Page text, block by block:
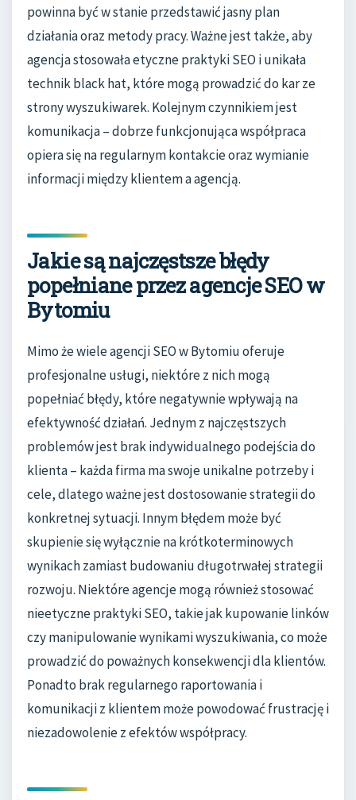
powinna być w stanie przedstawić jasny plan
działania oraz metody pracy. Ważne jest także, aby
agencja stosowała etyczne praktyki SEO i unikała
technik black hat, które mogą prowadzić do kar ze
strony wyszukiwarek. Kolejnym czynnikiem jest
komunikacja – dobrze funkcjonująca współpraca
opiera się na regularnym kontakcie oraz wymianie
informacji między klientem a agencją.
Jakie są najczęstsze błędy
popełniane przez agencje SEO w
Bytomiu
Mimo że wiele agencji SEO w Bytomiu oferuje
profesjonalne usługi, niektóre z nich mogą
popełniać błędy, które negatywnie wpływają na
efektywność działań. Jednym z najczęstszych
problemów jest brak indywidualnego podejścia do
klienta – każda firma ma swoje unikalne potrzeby i
cele, dlatego ważne jest dostosowanie strategii do
konkretnej sytuacji. Innym błędem może być
skupienie się wyłącznie na krótkoterminowych
wynikach zamiast budowaniu długotrwałej strategii
rozwoju. Niektóre agencje mogą również stosować
nieetyczne praktyki SEO, takie jak kupowanie linków
czy manipulowanie wynikami wyszukiwania, co może
prowadzić do poważnych konsekwencji dla klientów.
Ponadto brak regularnego raportowania i
komunikacji z klientem może powodować frustrację i
niezadowolenie z efektów współpracy.